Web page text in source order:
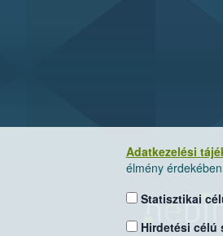
Adatkezelési
élmény
Statisztikai
Hirdetési célú